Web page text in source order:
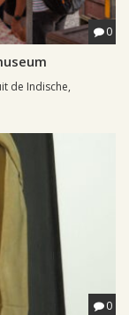
0
de Indische,
0